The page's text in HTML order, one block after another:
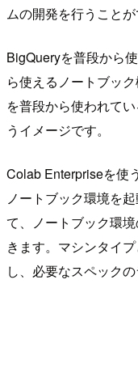
ムの開発を行うことが
BigQueryを普段から
ら使えるノートブッ
を普段から使われて
うイメージです。
Colab Enterpriseを使
ノートブック環境を
て、ノートブック環
きます。マシンタイ
し、必要なスペック